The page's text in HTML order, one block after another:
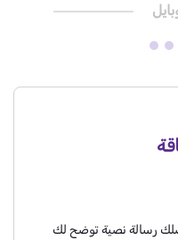
رسالة نصية توضح لك